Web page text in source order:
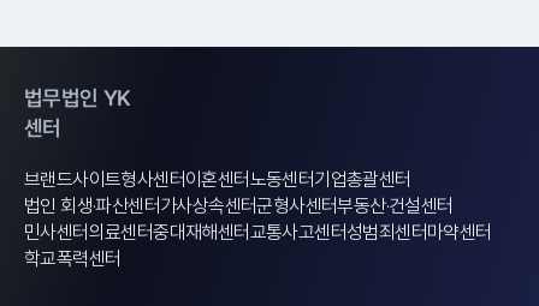
법무법인 YK
센터
브랜드사이트형사센터이혼센터노동센터기업총괄센터
법인 회생·파산센터가사상속센터군형사센터부동산·건설센터
민사센터의료센터중대재해센터교통사고센터성범죄센터마약센터
학교폭력센터